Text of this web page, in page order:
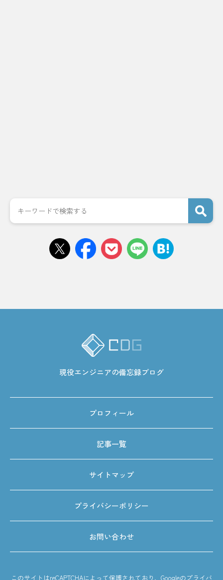
現役エンジニアの備忘録ブログ
プロフィール
記事一覧
サイトマップ
プライバシーポリシー
お問い合わせ
このサイトはreCAPTCHAによって保護されており、Googleのプライバ